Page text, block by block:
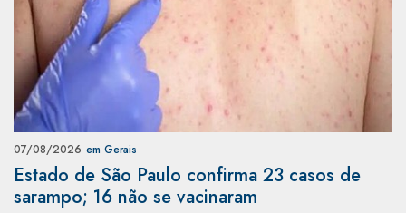
07/08/2026 em Gerais
Estado de São Paulo confirma 23 casos de
sarampo; 16 não se vacinaram